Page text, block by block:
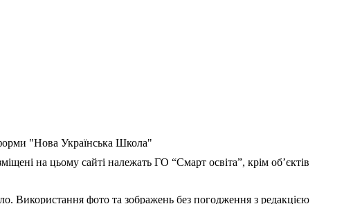
"Нова Українська Школа"
на цьому сайті належать ГО “Смарт освіта”, крім об’єктів
Використання фото та зображень без погодження з редакцією